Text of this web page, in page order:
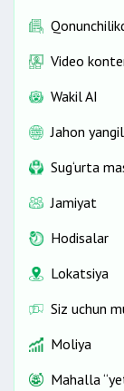
Video
Wakil AI
Jahon
Sug‘urta
Jamiyat
Hodisalar
Lokatsiya
Siz uchun
Moliya
Mahalla